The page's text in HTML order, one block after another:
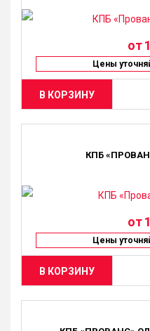
от
Цены
В КОРЗИНУ
КПБ
от
Цены
В КОРЗИНУ